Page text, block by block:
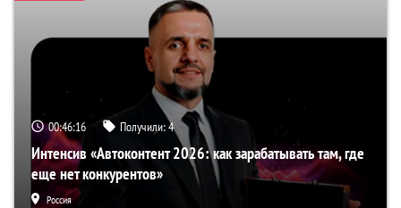
00:46:15 Получили:4
Интенсив «Автоконтент 2026: как зарабатывать там, где
еще нет конкурентов»
Россия